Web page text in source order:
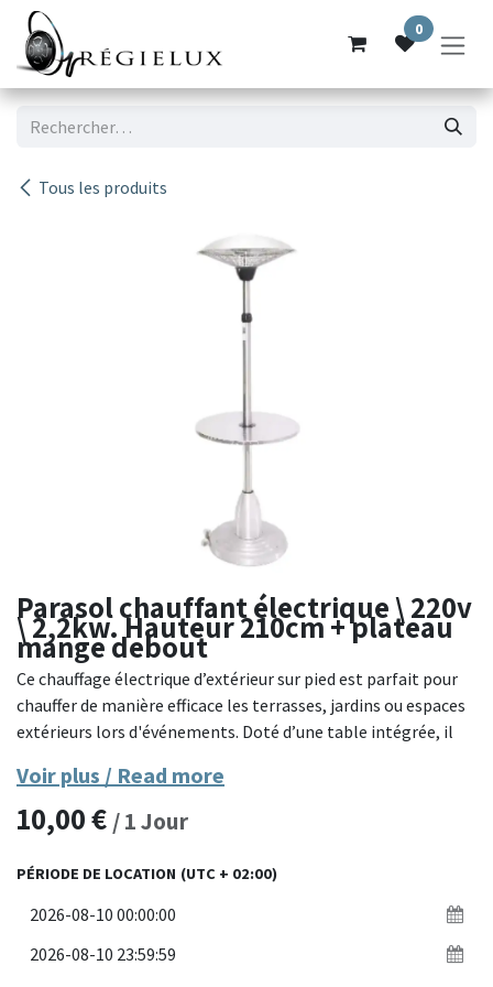
Se rendre au contenu
0
Tous les produits
Parasol chauffant électrique \ 220v
\ 2,2kw. Hauteur 210cm + plateau
mange debout
Ce chauffage électrique d’extérieur sur pied est parfait pour
chauffer de manière efficace les terrasses, jardins ou espaces
extérieurs lors d'événements. Doté d’une table intégrée, il
réceptions en plein air.
Caractéristiques principales :
Type de chauffage : Chauffage électrique, adapté pour une
utilisation en extérieur.
Puissance : Chauffage infrarouge efficace pour une diffusion
Voir plus / Read more
10,00€ /1Jour
PÉRIODE DE LOCATION (UTC + 02:00)